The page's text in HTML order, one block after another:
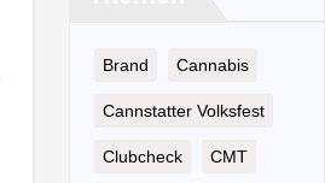
Brand Cannabis
Cannstatter Volksfest
Clubcheck CMT